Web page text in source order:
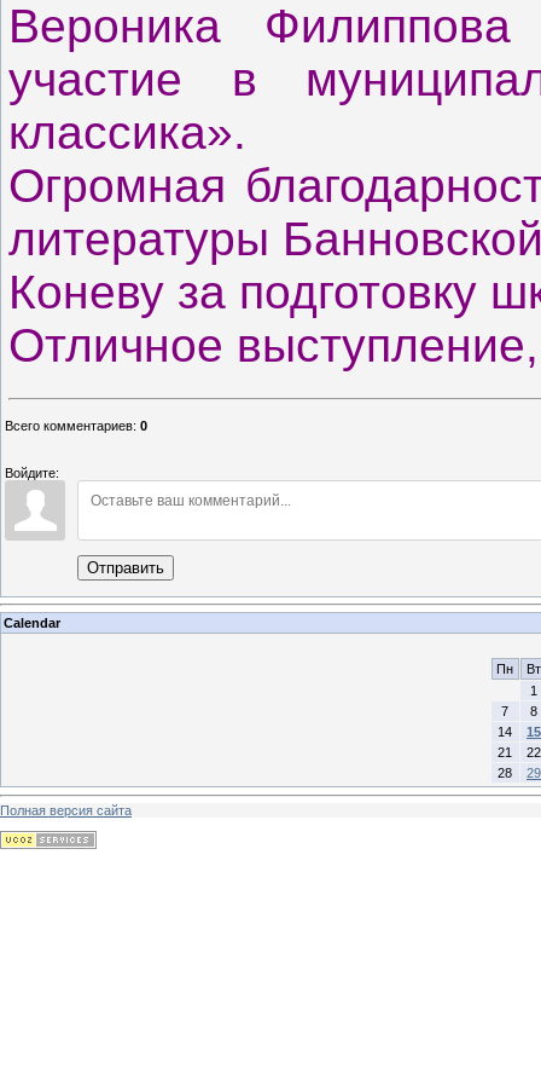
Вероника
участие в
классика».
Огромная
литературы
Коневу за подготовку
Отличное
Всего комментариев: 0
Войдите:
Отправить
Calendar
Пн
Вт
1
7
8
14
15
21
22
28
29
Полная версия сайта